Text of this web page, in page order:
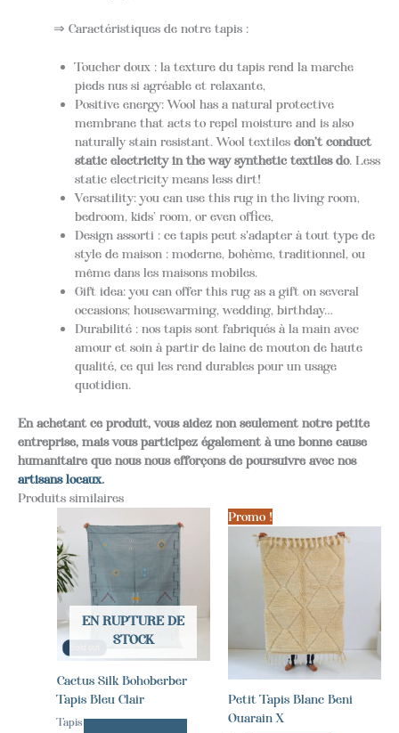
⇒ Caractéristiques de notre tapis :
Toucher doux : la texture du tapis rend la marche
pieds nus si agréable et relaxante,
Positive energy: Wool has a natural protective
membrane that acts to repel moisture and is also
naturally stain resistant. Wool textiles don’t conduct
static electricity in the way synthetic textiles do. Less
static electricity means less dirt!
Versatility: you can use this rug in the living room,
bedroom, kids’ room, or even office,
Design assorti : ce tapis peut s'adapter à tout type de
style de maison : moderne, bohème, traditionnel, ou
même dans les maisons mobiles.
Gift idea: you can offer this rug as a gift on several
occasions; housewarming, wedding, birthday…
Durabilité : nos tapis sont fabriqués à la main avec
amour et soin à partir de laine de mouton de haute
qualité, ce qui les rend durables pour un usage
quotidien.
En achetant ce produit, vous aidez non seulement notre petite
entreprise, mais vous participez également à une bonne cause
humanitaire que nous nous efforçons de poursuivre avec nos
artisans locaux.
Produits similaires
EN RUPTURE DE
STOCK
Cactus Silk Bohoberber
Tapis Bleu Clair
Tapis
Promo !
Petit Tapis Blanc Beni
Ouarain X